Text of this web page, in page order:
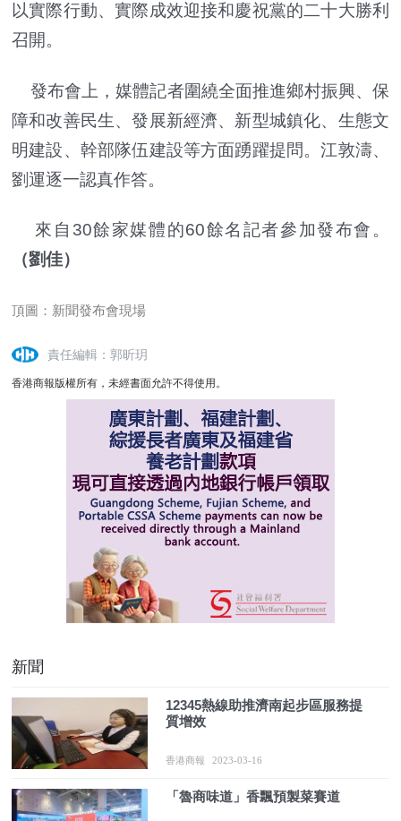
以實際行動、實際成效迎接和慶祝黨的二十大勝利
召開。
發布會上，媒體記者圍繞全面推進鄉村振興、保
障和改善民生、發展新經濟、新型城鎮化、生態文
明建設、幹部隊伍建設等方面踴躍提問。江敦濤、
劉運逐一認真作答。
來自30餘家媒體的60餘名記者參加發布會。
（劉佳）
頂圖：新聞發布會現場
責任編輯：郭昕玥
香港商報版權所有，未經書面允許不得使用。
新聞
12345熱線助推濟南起步區服務提
質增效
香港商報 2023-03-16
「魯商味道」香飄預製菜賽道